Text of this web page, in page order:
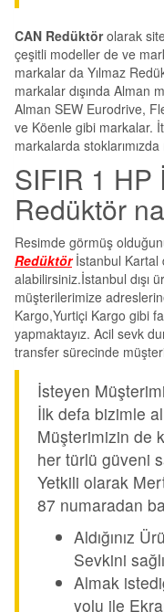
CAN Redüktörolarak
çeşitli modeller de ve
markalar da Yılmaz
markalar dışında Alman
Alman SEW Eurodrive,
ve Köenle gibi markalar.
markalarda
SIFIR 1 HP
Redüktör
Resimde görmüş
Redüktörİstanbul Kartal
alabilirsiniz.İstanbul dışı
müşterilerimize
Kargo,Yurtiçi Kargo gibi
yapmaktayız. Acil sevk
transfer sürecinde
İsteyen
İlk defa bizimle
Müşterimizin de
her türlü güveni
Yetkili olarak
87 numaradan
Aldığınız
Sevkini
Almak
yolu ile